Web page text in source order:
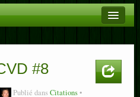
#8
Publié dansCitations